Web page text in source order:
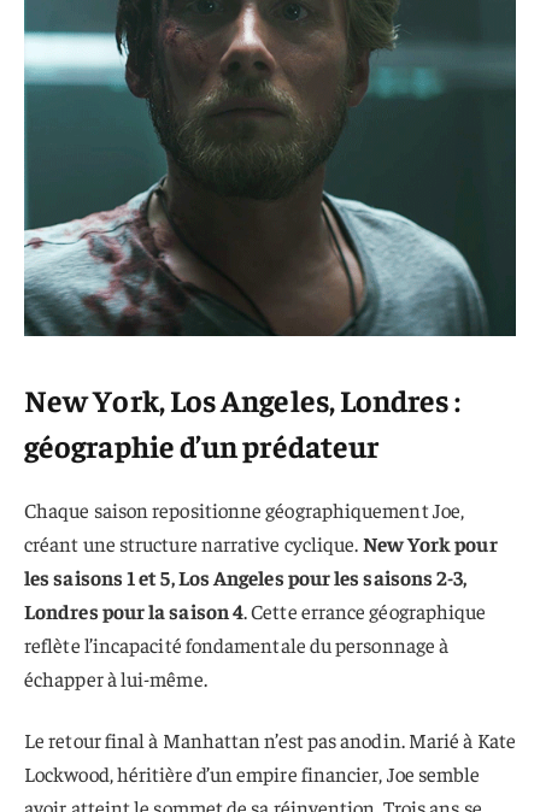
New York, Los Angeles, Londres :
géographie d’un prédateur
Chaque saison repositionne géographiquement Joe,
créant une structure narrative cyclique.New York pour
les saisons 1 et 5, Los Angeles pour les saisons 2-3,
Londres pour la saison 4. Cette errance géographique
reflète l’incapacité fondamentale du personnage à
échapper à lui-même.
Le retour final à Manhattan n’est pas anodin. Marié à Kate
Lockwood, héritière d’un empire financier, Joe semble